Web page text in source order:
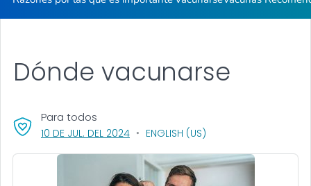
Dónde vacunarse
10 DE JUL. DEL 2024, VISIT LINK FOR DETAILS.
ENGLISH (US)
Para todos